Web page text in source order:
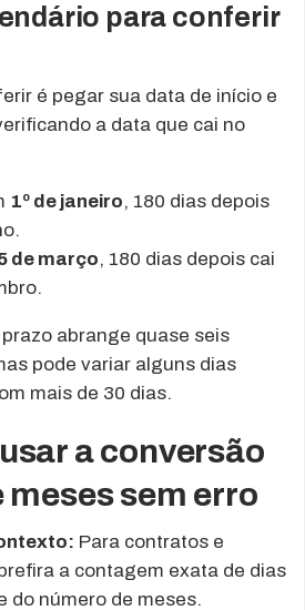
para conferir
é pegar sua data de início e
a data que cai no
1º de janeiro, 180 dias depois
de março, 180 dias depois cai
abrange quase seis
pode variar alguns dias
mais de 30 dias.
a conversão
meses sem erro
Para contratos e
a contagem exata de dias
do número de meses.